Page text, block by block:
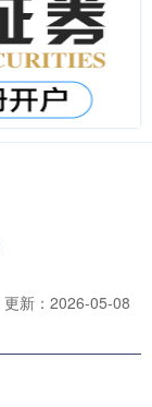
更新：2026-05-08